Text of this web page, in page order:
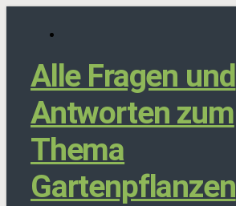
Alle Fragen und
Antworten zum
Thema
Gartenpflanzen